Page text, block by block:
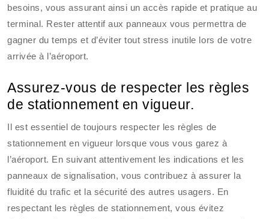
besoins, vous assurant ainsi un accès rapide et pratique au
terminal. Rester attentif aux panneaux vous permettra de
gagner du temps et d’éviter tout stress inutile lors de votre
arrivée à l’aéroport.
Assurez-vous de respecter les règles
de stationnement en vigueur.
Il est essentiel de toujours respecter les règles de
stationnement en vigueur lorsque vous vous garez à
l’aéroport. En suivant attentivement les indications et les
panneaux de signalisation, vous contribuez à assurer la
fluidité du trafic et la sécurité des autres usagers. En
respectant les règles de stationnement, vous évitez